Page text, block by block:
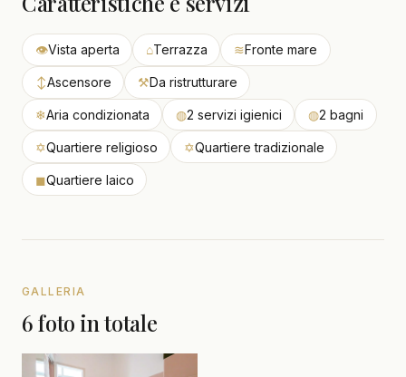
👁Vista aperta ⌂Terrazza ≋Fronte mare
↕Ascensore ⚒Da ristrutturare
❄Aria condizionata ◍2 servizi igienici ◍2 bagni
✡Quartiere religioso ✡Quartiere tradizionale
◼Quartiere laico
GALLERIA
6 foto in totale